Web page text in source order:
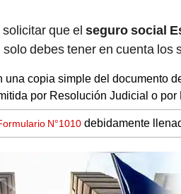
que el seguro social
debes tener en cuenta los
una copia simple del documento
por Resolución Judicial o por
N°1010 debidamente